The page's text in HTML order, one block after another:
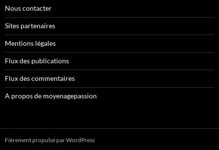
Nous contacter
Sites partenaires
Mentions légales
Flux des publications
Flux des commentaires
A propos de moyenagepassion
Fièrement propulsé par WordPress